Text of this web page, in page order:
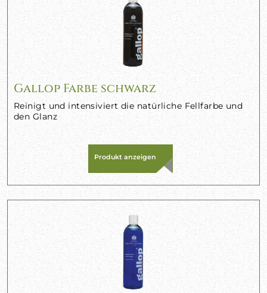
Gallop Farbe schwarz
Reinigt und intensiviert die natürliche Fellfarbe und
den Glanz
Produkt anzeigen